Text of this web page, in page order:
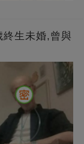
生未婚,曾與